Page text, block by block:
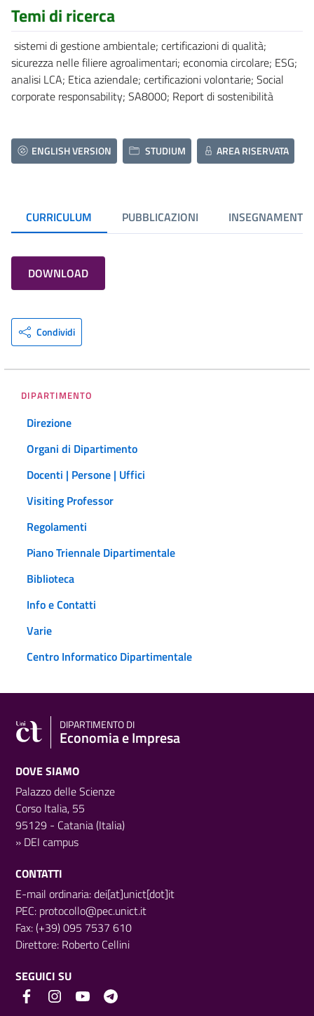
Temi di ricerca
sistemi di gestione ambientale; certificazioni di qualità;
sicurezza nelle filiere agroalimentari; economia circolare; ESG;
analisi LCA; Etica aziendale; certificazioni volontarie; Social
corporate responsability; SA8000; Report di sostenibilità
ENGLISH VERSION STUDIUM AREA RISERVATA
CURRICULUM PUBBLICAZIONI INSEGNAMENTI
DOWNLOAD
Condividi
DIPARTIMENTO
Direzione
Organi di Dipartimento
Docenti | Persone | Uffici
Visiting Professor
Regolamenti
Piano Triennale Dipartimentale
Biblioteca
Info e Contatti
Varie
Centro Informatico Dipartimentale
DIPARTIMENTO DI
Economia e Impresa
DOVE SIAMO
Palazzo delle Scienze
Corso Italia, 55
95129 - Catania (Italia)
» DEI campus
CONTATTI
E-mail ordinaria: dei[at]unict[dot]it
PEC: protocollo@pec.unict.it
Fax: (+39) 095 7537 610
Direttore: Roberto Cellini
SEGUICI SU